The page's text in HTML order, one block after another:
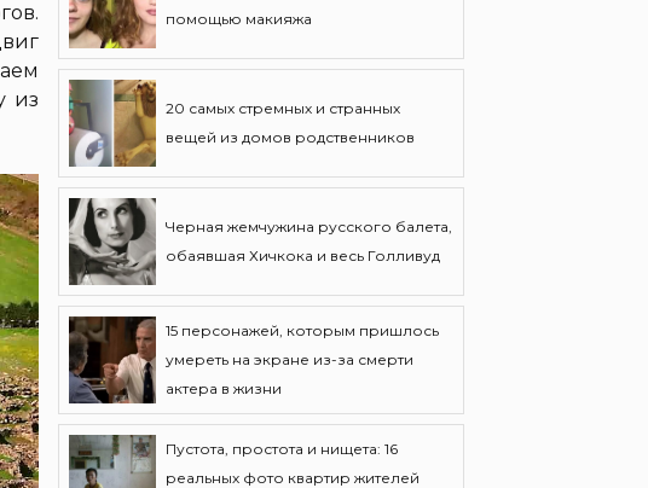
из
помощью макияжа
20 самых стремных и странных
вещей из домов родственников
Черная жемчужина русского балета,
обаявшая Хичкока и весь Голливуд
15 персонажей, которым пришлось
умереть на экране из-за смерти
актера в жизни
Пустота, простота и нищета: 16
реальных фото квартир жителей